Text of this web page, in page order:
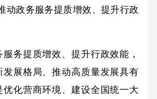
动政务服务提质增效、提升行政
提质增效、提升行政效能，
发展格局、推动高质量发展具有
优化营商环境、建设全国统一大